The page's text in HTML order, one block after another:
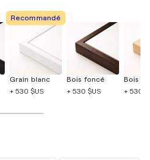
Recommandé
Grain blanc
+ 530 $US
Bois foncé
+ 530 $US
Bois
+ 530